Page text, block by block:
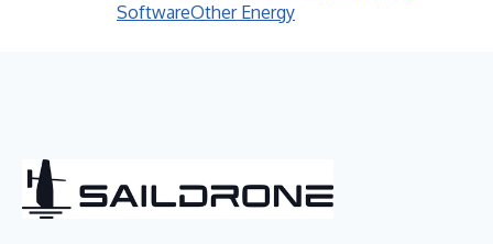
SoftwareOther Energy